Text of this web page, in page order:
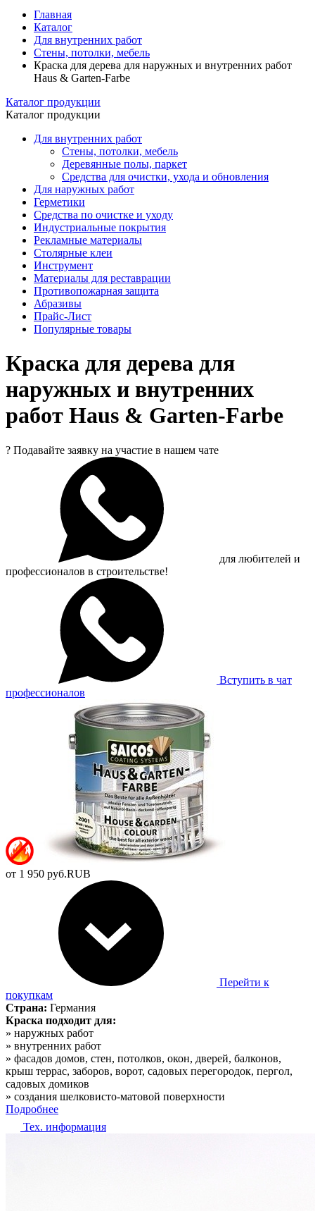
Главная
Каталог
Для внутренних работ
Стены, потолки, мебель
Краска для дерева для наружных и внутренних работ
Haus & Garten-Farbe
Каталог продукции
Каталог продукции
Для внутренних работ
Стены, потолки, мебель
Деревянные полы, паркет
Средства для очистки, ухода и обновления
Для наружных работ
Герметики
Средства по очистке и уходу
Индустриальные покрытия
Рекламные материалы
Столярные клеи
Инструмент
Материалы для реставрации
Противопожарная защита
Абразивы
Прайс-Лист
Популярные товары
Краска для дерева для
наружных и внутренних
работ Haus & Garten-Farbe
? Подавайте заявку на участие в нашем чате
для любителей и
профессионалов в строительстве!
Вступить в чат
профессионалов
от 1 950 руб.RUB
Перейти к
покупкам
Страна: Германия
Краска подходит для:
» наружных работ
» внутренних работ
» фасадов домов, стен, потолков, окон, дверей, балконов,
крыш террас, заборов, ворот, садовых перегородок, пергол,
садовых домиков
» создания шелковисто-матовой поверхности
Подробнее
Тех. информация